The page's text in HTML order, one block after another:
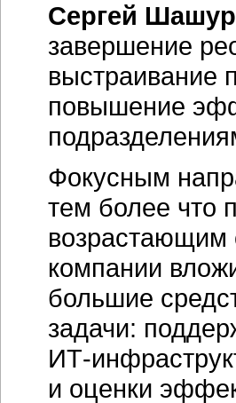
Сергей
завершение
выстраивание
повышение
Фокусным
тем более что
возрастающим
компании
большие
задачи:
ИТ-
и оценки